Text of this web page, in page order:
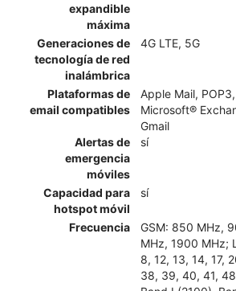
expandible
máxima
Generaciones de
tecnología de red
inalámbrica
4G LTE, 5G
Plataformas de
email compatibles
Apple Mail,
Microsoft®
Gmail
Alertas de
emergencia
móviles
sí
Capacidad para
hotspot móvil
sí
Frecuencia
GSM: 850 MHz,
MHz, 1900 MHz;
8, 12, 13, 14, 17,
38, 39, 40, 41,